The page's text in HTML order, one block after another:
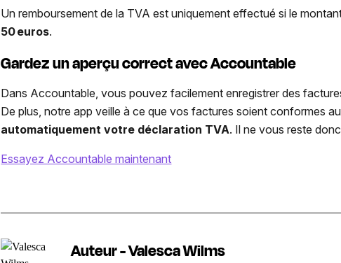
Un remboursement de la TVA est uniquement effectué si le
50 euros.
Gardez un aperçu correct avec Accountable
Dans Accountable, vous pouvez facilement enregistrer des
De plus, notre app veille à ce que vos factures soient conformes
automatiquement votre déclaration TVA. Il ne vous reste
Essayez Accountable maintenant
Auteur - Valesca Wilms